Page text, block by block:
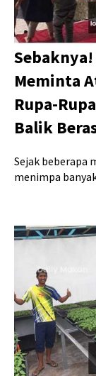
Meminta
Rupa-
Balik
Sejak beberapa
menimpa